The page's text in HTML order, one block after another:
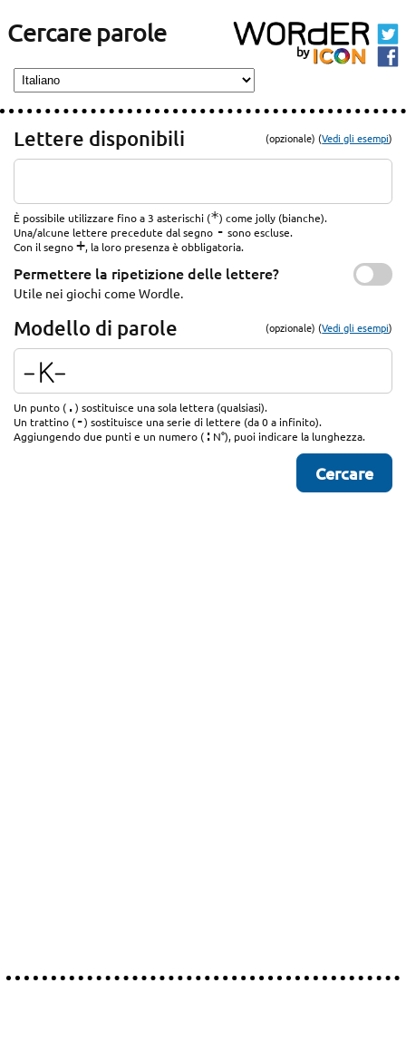
Cercare parole
Lettere disponibili (opzionale) (Vedi gli esempi)
È possibile utilizzare fino a 3 asterischi (*) come jolly (bianche).
Una/alcune lettere precedute dal segno - sono escluse.
Con il segno+, la loro presenza è obbligatoria.
Permettere la ripetizione delle lettere?
Utile nei giochi come Wordle.
Modello di parole (opzionale) (Vedi gli esempi)
Un punto (.) sostituisce una sola lettera (qualsiasi).
Un trattino (-) sostituisce una serie di lettere (da 0 a infinito).
Aggiungendo due punti e un numero (: N°), puoi indicare la lunghezza.